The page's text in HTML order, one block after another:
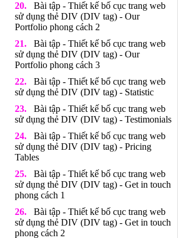
Bài tập - Thiết kế bố cục trang web
sử dụng thẻ DIV (DIV tag) - Our
Portfolio phong cách 2
Bài tập - Thiết kế bố cục trang web
sử dụng thẻ DIV (DIV tag) - Our
Portfolio phong cách 3
Bài tập - Thiết kế bố cục trang web
sử dụng thẻ DIV (DIV tag) - Statistic
Bài tập - Thiết kế bố cục trang web
sử dụng thẻ DIV (DIV tag) - Testimonials
Bài tập - Thiết kế bố cục trang web
sử dụng thẻ DIV (DIV tag) - Pricing
Tables
Bài tập - Thiết kế bố cục trang web
sử dụng thẻ DIV (DIV tag) - Get in touch
phong cách 1
Bài tập - Thiết kế bố cục trang web
sử dụng thẻ DIV (DIV tag) - Get in touch
phong cách 2